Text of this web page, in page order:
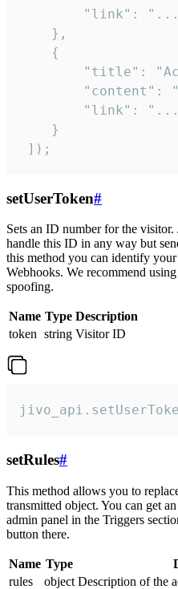
"link":
    },
    {
"title":
"content":
"link":
    }
]);
setUserToken#
Sets an ID number for the
handle this ID in any way but
this method you can identify
Webhooks. We recommend
spoofing.
Name Type Description
token string Visitor ID
setRules#
This method allows you to
transmitted object. You can get
admin panel in the Triggers
button there.
Name Type
rules
object Description of the